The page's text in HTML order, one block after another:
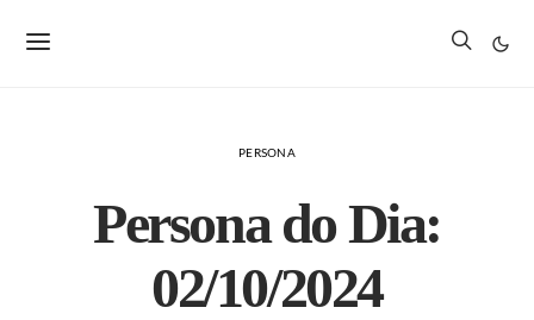
PERSONA
Persona do Dia:
02/10/2024